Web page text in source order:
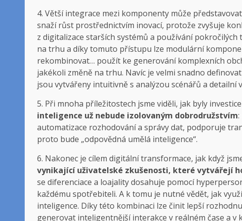
4. Větší integrace mezi komponenty může
snaží růst prostřednictvím inovací, protože zvyšuje
z digitalizace starších systémů a používání pokročilých
na trhu a díky tomuto přístupu lze modulární
rekombinovat… použít ke generování komplexních
jakékoli změně na trhu. Navíc je velmi snadno
jsou vytvářeny intuitivně s analýzou scénářů a detailní
5. Při mnoha příležitostech jsme viděli, jak byly
inteligence už nebude izolovaným dobrodružstvím
automatizace rozhodování a správy dat, podporuje
proto bude „odpovědná umělá inteligence“.
6. Nakonec je cílem digitální transformace, jak když
vynikající uživatelské zkušenosti, které vytvářejí
se diferenciace a loajality dosahuje pomocí
každému spotřebiteli. A k tomu je nutné vědět, jak
inteligence. Díky této kombinaci lze činit lepší
generovat inteligentnější interakce v reálném čase a